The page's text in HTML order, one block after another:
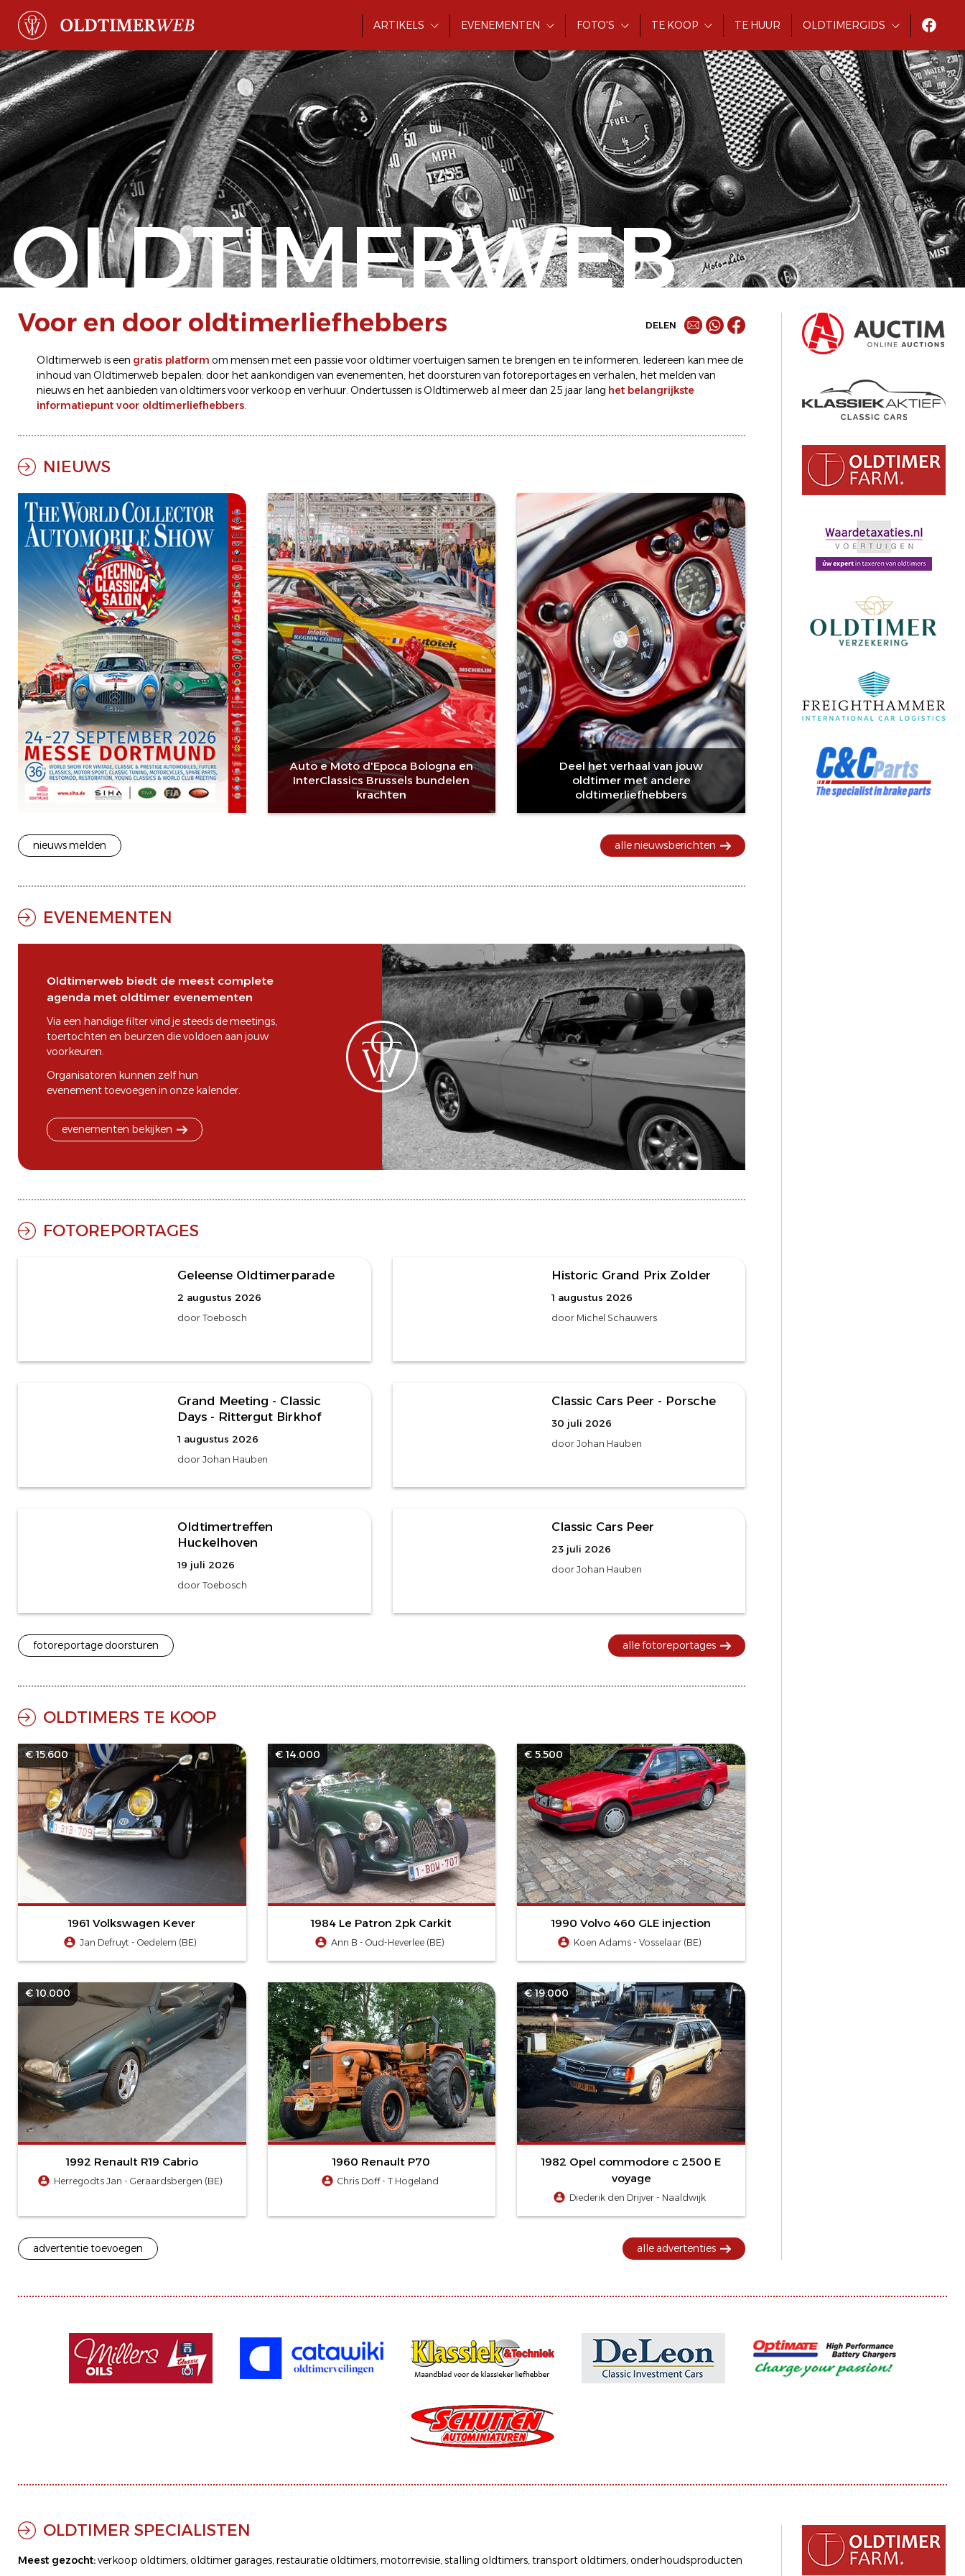
ARTIKELS EVENEMENTEN FOTO'S TE KOOP TE HUUR OLDTIMERGIDS
OLDTIMERWEB
Voor en door oldtimerliefhebbers DELEN
Oldtimerweb is een gratis platform om mensen met een passie voor oldtimer voertuigen samen te brengen en te informeren. Iedereen kan mee de
inhoud van Oldtimerweb bepalen: door het aankondigen van evenementen, het doorsturen van fotoreportages en verhalen, het melden van
nieuws en het aanbieden van oldtimers voorverkoop en verhuur. Ondertussen is Oldtimerweb al meer dan 25 jaar lang het belangrijkste
informatiepunt voor oldtimerliefhebbers.
NIEUWS
Auto e Moto d'Epoca Bologna en
InterClassics Brussels bundelen
krachten
Deel het verhaal van jouw
oldtimer met andere
oldtimerliefhebbers
nieuws melden alle nieuwsberichten
EVENEMENTEN
Oldtimerweb biedt de meest complete
agenda met oldtimer evenementen
Via een handige filter vind je steeds demeetings,
toertochten en beurzen die voldoen aan jouw
voorkeuren.
Organisatoren kunnen zelf hun
evenement toevoegen in onze kalender.
evenementen bekijken
FOTOREPORTAGES
Geleense Oldtimerparade
2 augustus 2026
door Toebosch
Historic Grand Prix Zolder
1 augustus 2026
door Michel Schauwers
Grand Meeting - Classic
Days - Rittergut Birkhof
1 augustus 2026
door Johan Hauben
Classic Cars Peer - Porsche
30 juli 2026
door Johan Hauben
Oldtimertreffen
Huckelhoven
19 juli 2026
door Toebosch
Classic Cars Peer
23 juli 2026
door Johan Hauben
fotoreportage doorsturen alle fotoreportages
OLDTIMERS TE KOOP
€ 15.600
1961 Volkswagen Kever
Jan Defruyt - Oedelem (BE)
€ 14.000
1984 Le Patron 2pk Carkit
Ann B - Oud-Heverlee (BE)
€ 5.500
1990 Volvo 460 GLE injection
Koen Adams - Vosselaar (BE)
€ 10.000
1992 Renault R19 Cabrio
Herregodts Jan - Geraardsbergen (BE)
1960 Renault P70
Chris Doff - T Hogeland
€ 19.000
1982 Opel commodore c 2500 E
voyage
Diederik den Drijver - Naaldwijk
advertentie toevoegen alle advertenties
OLDTIMER SPECIALISTEN
Meest gezocht:verkoop oldtimers,oldtimer garages,restauratie oldtimers,motorrevisie,stalling oldtimers,transport oldtimers,onderhoudsproducten